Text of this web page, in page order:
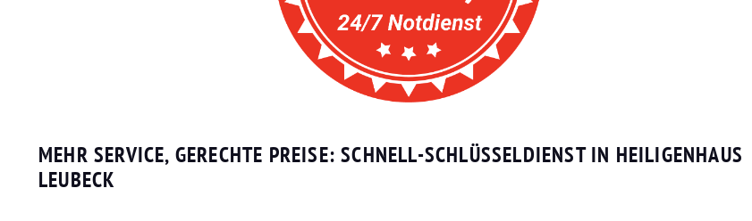
MEHR SERVICE, GERECHTE PREISE: SCHNELL-SCHLÜSSELDIENST IN HEILIGENHAUS
LEUBECK